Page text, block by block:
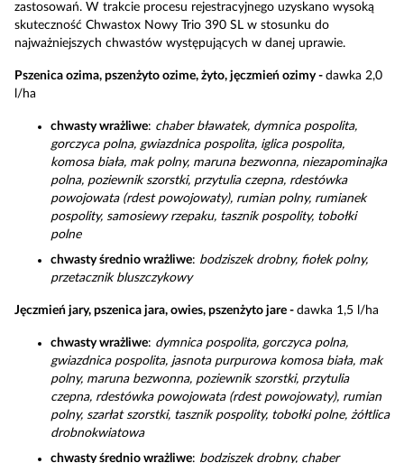
zastosowań. W trakcie procesu rejestracyjnego uzyskano wysoką
skuteczność Chwastox Nowy Trio 390 SL w stosunku do
najważniejszych chwastów występujących w danej uprawie.
Pszenica ozima, pszenżyto ozime, żyto, jęczmień ozimy - dawka 2,0
l/ha
chwasty wrażliwe: chaber bławatek, dymnica pospolita,
gorczyca polna, gwiazdnica pospolita, iglica pospolita,
komosa biała, mak polny, maruna bezwonna, niezapominajka
polna, poziewnik szorstki, przytulia czepna, rdestówka
powojowata (rdest powojowaty), rumian polny, rumianek
pospolity, samosiewy rzepaku, tasznik pospolity, tobołki
polne
chwasty średnio wrażliwe: bodziszek drobny, fiołek polny,
przetacznik bluszczykowy
Jęczmień jary, pszenica jara, owies, pszenżyto jare - dawka 1,5 l/ha
chwasty wrażliwe: dymnica pospolita, gorczyca polna,
gwiazdnica pospolita, jasnota purpurowa komosa biała, mak
polny, maruna bezwonna, poziewnik szorstki, przytulia
czepna, rdestówka powojowata (rdest powojowaty), rumian
polny, szarłat szorstki, tasznik pospolity, tobołki polne, żółtlica
drobnokwiatowa
chwasty średnio wrażliwe: bodziszek drobny, chaber